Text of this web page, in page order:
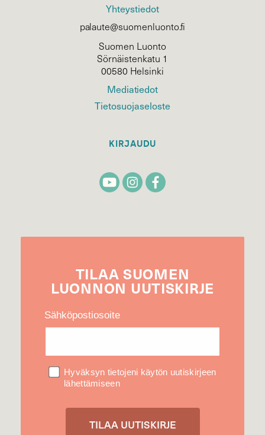
Yhteystiedot
palaute@suomenluonto.fi
Suomen Luonto
Sörnäistenkatu 1
00580 Helsinki
Mediatiedot
Tietosuojaseloste
KIRJAUDU
TILAA SUOMEN
LUONNON UUTIS­KIRJE
Sähköpostiosoite
Hyväksyn tietojeni käytön uutiskirjeen
lähettämiseen